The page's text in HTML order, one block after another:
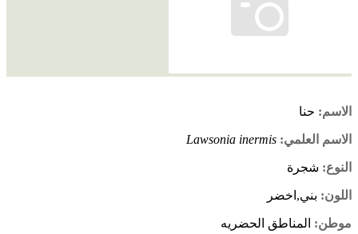
الاسم: حنا
الاسم العلمي: Lawsonia inermis
النوع: شجرة
اللون: بني,اخضر
موطن: المناطق الحضريه